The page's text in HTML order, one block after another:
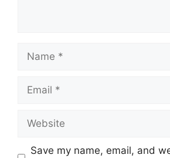
Save my name, email, and